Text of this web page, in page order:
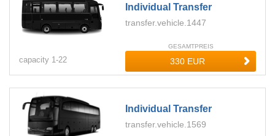
Individual Transfer
transfer.vehicle.1447
capacity 1-22
GESAMTPREIS
Individual Transfer
transfer.vehicle.1569